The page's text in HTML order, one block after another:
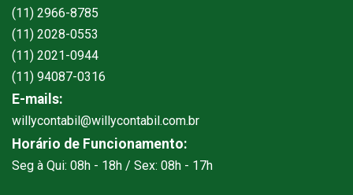
(11) 2966-8785
(11) 2028-0553
(11) 2021-0944
(11) 94087-0316
E-mails:
willycontabil@willycontabil.com.br
Horário de Funcionamento:
Seg à Qui: 08h - 18h / Sex: 08h - 17h